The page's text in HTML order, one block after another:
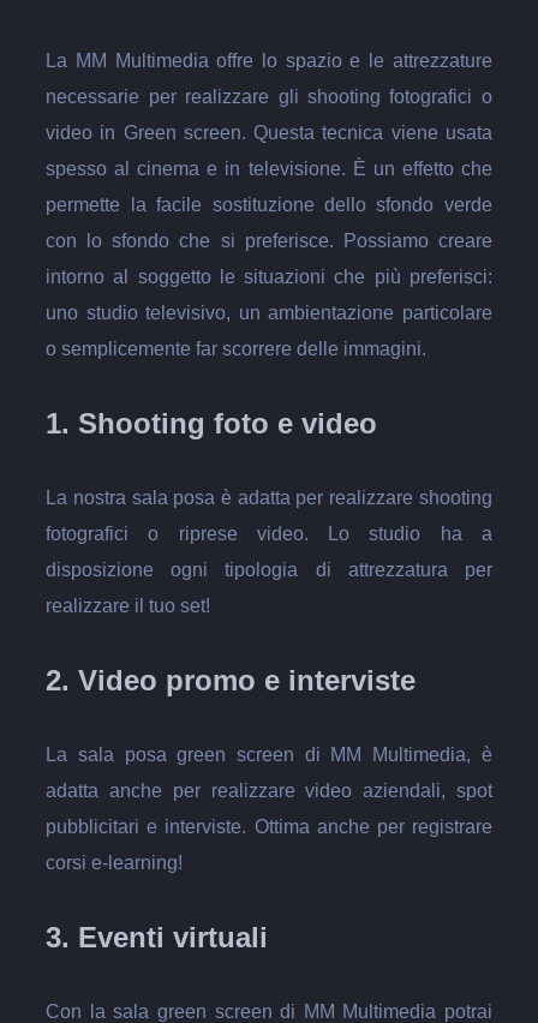
La MM Multimedia offre lo spazio e le attrezzature
necessarie per realizzare gli shooting fotografici o
video in Green screen. Questa tecnica viene usata
spesso al cinema e in televisione. È un effetto che
permette la facile sostituzione dello sfondo verde
con lo sfondo che si preferisce. Possiamo creare
intorno al soggetto le situazioni che più preferisci:
uno studio televisivo, un ambientazione particolare
o semplicemente far scorrere delle immagini.
1. Shooting foto e video
La nostra sala posa è adatta per realizzare shooting
fotografici o riprese video. Lo studio ha a
disposizione ogni tipologia di attrezzatura per
realizzare il tuo set!
2. Video promo e interviste
La sala posa green screen di MM Multimedia, è
adatta anche per realizzare video aziendali, spot
pubblicitari e interviste. Ottima anche per registrare
corsi e-learning!
3. Eventi virtuali
Con la sala green screen di MM Multimedia potrai